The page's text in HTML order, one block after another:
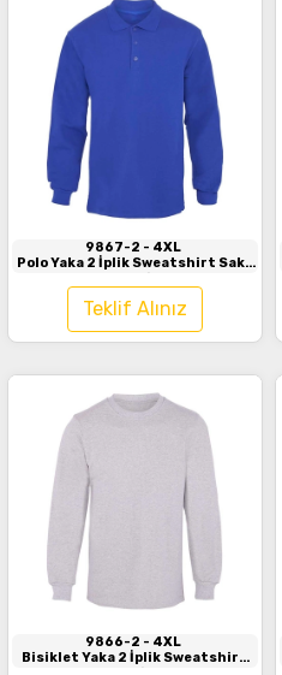
9867-2 - 4XL
Polo Yaka 2 İplik Sweatshirt Saks
Mavi
Teklif Alınız
9866-2 - 4XL
Bisiklet Yaka 2 İplik Sweatshirt